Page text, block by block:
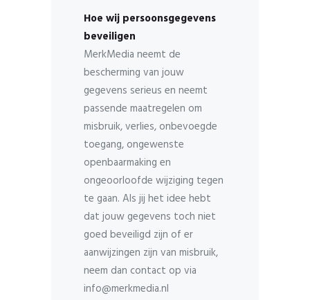
Hoe wij persoonsgegevens
beveiligen
MerkMedia neemt de
bescherming van jouw
gegevens serieus en neemt
passende maatregelen om
misbruik, verlies, onbevoegde
toegang, ongewenste
openbaarmaking en
ongeoorloofde wijziging tegen
te gaan. Als jij het idee hebt
dat jouw gegevens toch niet
goed beveiligd zijn of er
aanwijzingen zijn van misbruik,
neem dan contact op via
info@merkmedia.nl